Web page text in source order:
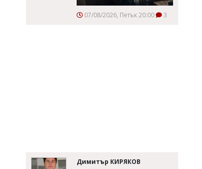
07/08/2026, Петък 20:00 3
Димитър КИРЯКОВ